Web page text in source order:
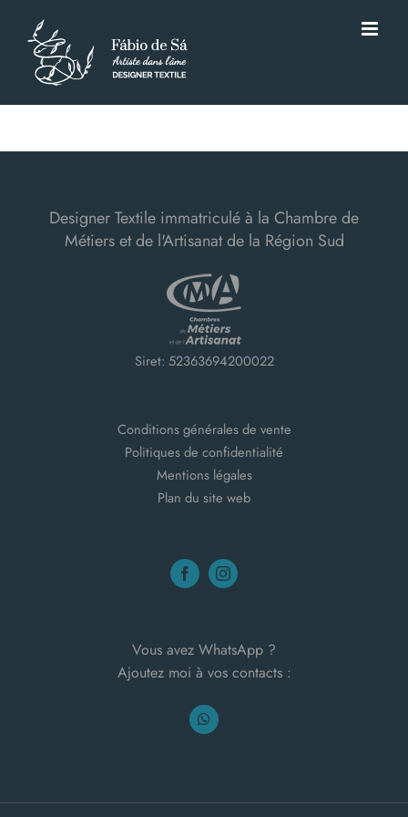
contenu
Designer Textile immatriculé à la Chambre de
Métiers et de l'Artisanat de la Région Sud
Siret: 52363694200022
Conditions générales de vente
Politiques de confidentialité
Mentions légales
Plan du site web
Vous avez WhatsApp ?
Ajoutez moi à vos contacts :